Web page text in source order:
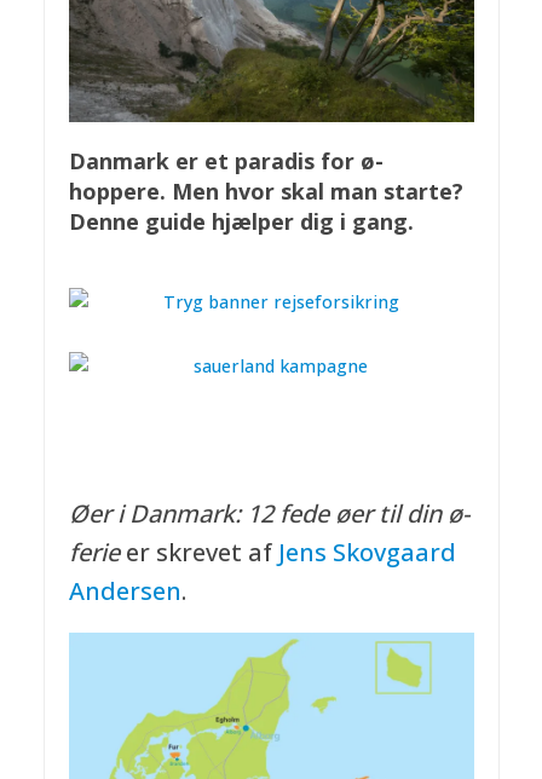
Danmark er et paradis for ø-
hoppere. Men hvor skal man starte?
Denne guide hjælper dig i gang.
Øer i Danmark: 12 fede øer til din ø-
ferieer skrevet af Jens Skovgaard
Andersen.